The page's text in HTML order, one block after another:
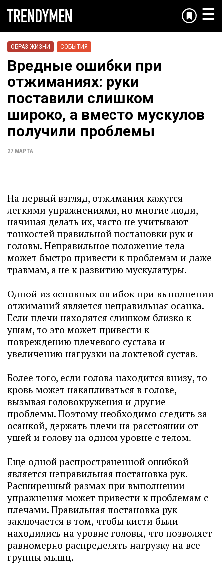
☰
ОБРАЗ ЖИЗНИ СОБЫТИЯ
Вредные ошибки при
отжиманиях: руки
поставили слишком
широко, а вместо мускулов
получили проблемы
27 МАРТА
На первый взгляд, отжимания кажутся
легкими упражнениями, но многие люди,
начиная делать их, часто не учитывают
тонкостей правильной постановки рук и
головы. Неправильное положение тела
может быстро привести к проблемам и даже
травмам, а не к развитию мускулатуры.
Одной из основных ошибок при выполнении
отжиманий является неправильная осанка.
Если плечи находятся слишком близко к
ушам, то это может привести к
повреждению плечевого сустава и
увеличению нагрузки на локтевой сустав.
Более того, если голова находится внизу, то
кровь может накапливаться в голове,
вызывая головокружения и другие
проблемы. Поэтому необходимо следить за
осанкой, держать плечи на расстоянии от
ушей и голову на одном уровне с телом.
Еще одной распространенной ошибкой
является неправильная постановка рук.
Расширенный размах при выполнении
упражнения может привести к проблемам с
плечами. Правильная постановка рук
заключается в том, чтобы кисти были
находились на уровне головы, что позволяет
равномерно распределять нагрузку на все
группы мышц.